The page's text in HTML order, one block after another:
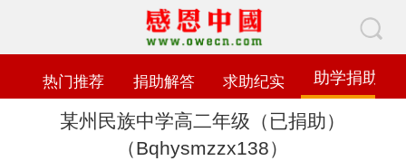
热门推荐 捐助解答 求助纪实 助学捐助
某州民族中学高二年级（已捐助）
（Bqhysmzzx138）